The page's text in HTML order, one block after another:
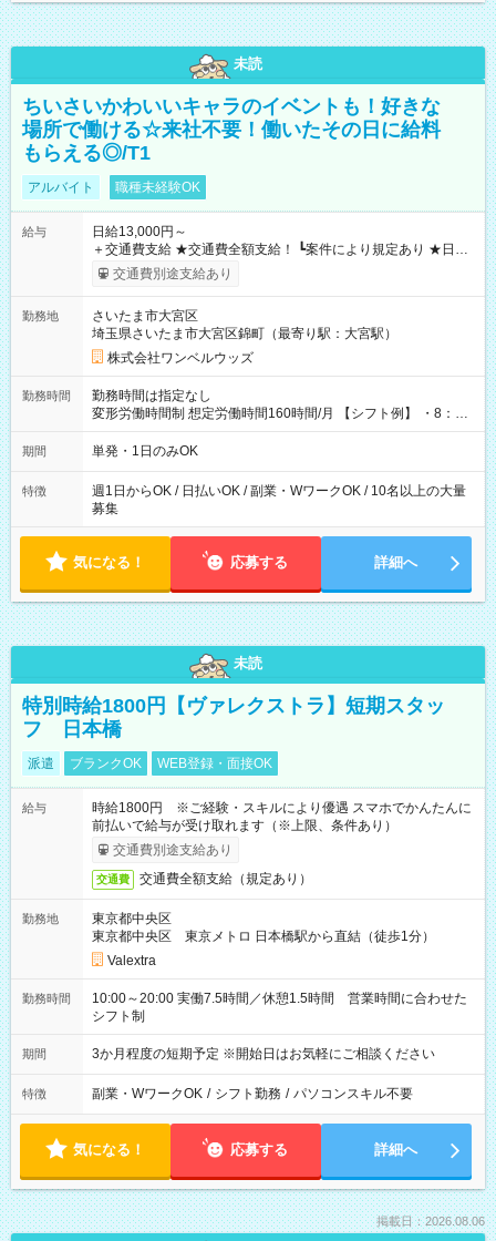
未読
ちいさいかわいいキャラのイベントも！好きな
場所で働ける☆来社不要！働いたその日に給料
もらえる◎/T1
アルバイト 職種未経験OK
給与
日給13,000円～
＋交通費支給 ★交通費全額支給！ ┗案件により規定あり ★日払
いOK！（規定あり） ┗働いたその日に現金GET♪ お仕事後はコ
ンビニATMから 日払い分を引き落とせます！ 【試用期間】試
交通費別途支給あり
勤務地
さいたま市大宮区
埼玉県さいたま市大宮区錦町（最寄り駅：大宮駅）
株式会社ワンベルウッズ
勤務時間
勤務時間は指定なし
変形労働時間制 想定労働時間160時間/月 【シフト例】 ・8：00
～21：00
期間 単発・1日のみOK
特徴
週1日からOK / 日払いOK / 副業・WワークOK / 10名以上の大量
募集
気になる！ 応募する 詳細へ
未読
特別時給1800円【ヴァレクストラ】短期スタッ
フ 日本橋
派遣 ブランクOK WEB登録・面接OK
給与
時給1800円 ※ご経験・スキルにより優遇 スマホでかんたんに
前払いで給与が受け取れます（※上限、条件あり）
交通費別途支給あり
交通費 交通費全額支給（規定あり）
勤務地
東京都中央区
東京都中央区 東京メトロ 日本橋駅から直結（徒歩1分）
Valextra
勤務時間
10:00～20:00 実働7.5時間／休憩1.5時間 営業時間に合わせた
シフト制
期間 3か月程度の短期予定 ※開始日はお気軽にご相談ください
特徴 副業・WワークOK / シフト勤務 / パソコンスキル不要
気になる！ 応募する 詳細へ
掲載日：2026.08.06